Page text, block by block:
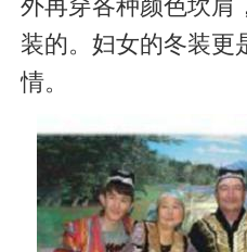
外再穿各种颜色坎肩
装的。妇女的冬装更
情。